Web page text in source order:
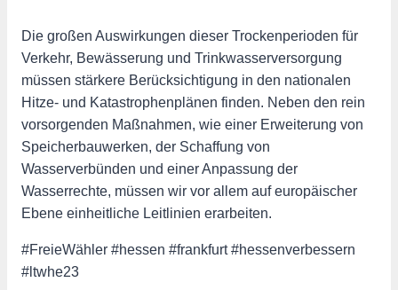
Die großen Auswirkungen dieser Trockenperioden für
Verkehr, Bewässerung und Trinkwasserversorgung
müssen stärkere Berücksichtigung in den nationalen
Hitze- und Katastrophenplänen finden. Neben den rein
vorsorgenden Maßnahmen, wie einer Erweiterung von
Speicherbauwerken, der Schaffung von
Wasserverbünden und einer Anpassung der
Wasserrechte, müssen wir vor allem auf europäischer
Ebene einheitliche Leitlinien erarbeiten.
#FreieWähler #hessen #frankfurt #hessenverbessern
#ltwhe23